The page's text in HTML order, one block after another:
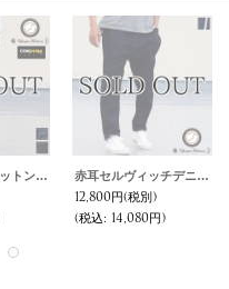
"CORDURA"コットンナイロンツイルストレッチスーパーテーパードアンクルパンツ【MADE IN JAPAN】『日本製』 / Upscape Audience 赤耳セルヴィッチデニムガーデニングテーパードアンクルパンツ『日本製』 / Upscape Audience
12,800円(税別)
(税込: 14,080円)